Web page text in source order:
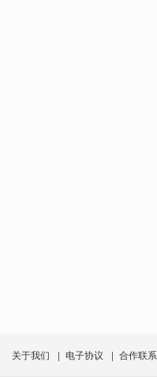
关于我们 | 电子协议 | 合作联系